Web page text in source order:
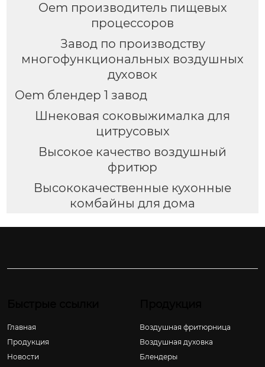
Oem производитель пищевых
процессоров
Завод по производству
многофункциональных воздушных
духовок
Oem блендер 1 завод
Шнековая соковыжималка для
цитрусовых
Высокое качество воздушный
фритюр
Высококачественные кухонные
комбайны для дома
Главная
Продукция
Новости
Воздушная фритюрница
Воздушная духовка
Блендеры